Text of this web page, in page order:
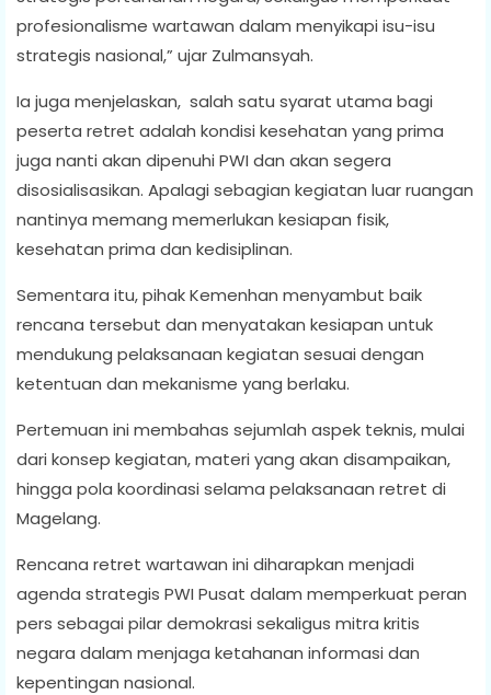
profesionalisme wartawan dalam menyikapi isu-isu
strategis nasional,” ujar Zulmansyah.
Ia juga menjelaskan, salah satu syarat utama bagi
peserta retret adalah kondisi kesehatan yang prima
juga nanti akan dipenuhi PWI dan akan segera
disosialisasikan. Apalagi sebagian kegiatan luar ruangan
nantinya memang memerlukan kesiapan fisik,
kesehatan prima dan kedisiplinan.
Sementara itu, pihak Kemenhan menyambut baik
rencana tersebut dan menyatakan kesiapan untuk
mendukung pelaksanaan kegiatan sesuai dengan
ketentuan dan mekanisme yang berlaku.
Pertemuan ini membahas sejumlah aspek teknis, mulai
dari konsep kegiatan, materi yang akan disampaikan,
hingga pola koordinasi selama pelaksanaan retret di
Magelang.
Rencana retret wartawan ini diharapkan menjadi
agenda strategis PWI Pusat dalam memperkuat peran
pers sebagai pilar demokrasi sekaligus mitra kritis
negara dalam menjaga ketahanan informasi dan
kepentingan nasional.